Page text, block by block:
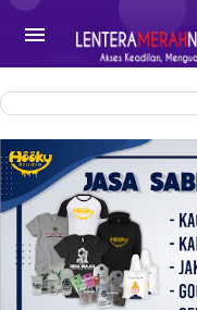
-->
